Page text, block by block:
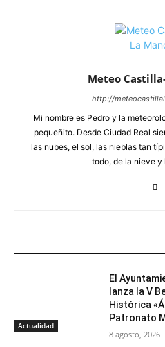
Meteo
http://
Mi nombre es Pedro y la
pequeñito. Desde Ciudad Real
las nubes, el sol, las nieblas tan
todo, de la nieve y
Actualidad
El
lanza la V
Histórica
Patronato
8 agosto, 2026